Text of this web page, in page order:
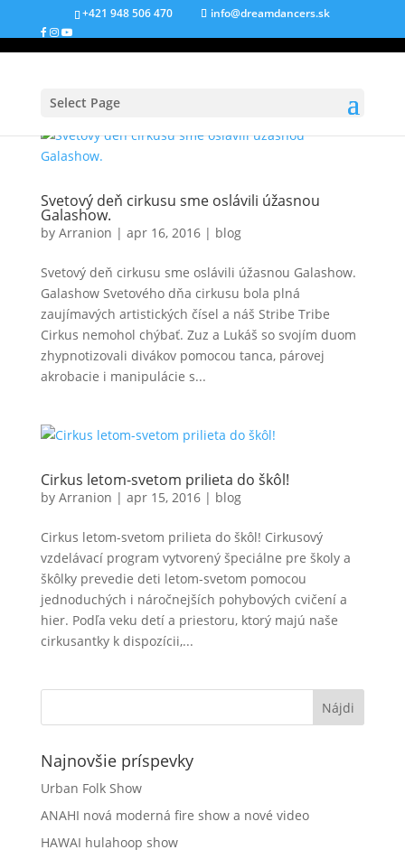
+421 948 506 470 info@dreamdancers.sk
Select Page
Svetový deň cirkusu sme oslávili úžasnou
Galashow.
by Arranion | apr 16, 2016| blog
Svetový deň cirkusu sme oslávili úžasnou Galashow.
Galashow Svetového dňa cirkusu bola plná
zaujímavých artistických čísel a náš Stribe Tribe
Cirkus nemohol chýbať. Zuz a Lukáš so svojím duom
zhypnotizovali divákov pomocou tanca, párovej
akrobacie i manipulácie s...
Cirkus letom-svetom prilieta do škôl!
by Arranion | apr 15, 2016| blog
Cirkus letom-svetom prilieta do škôl! Cirkusový
vzdelávací program vytvorený špeciálne pre školy a
škôlky prevedie deti letom-svetom pomocou
jednoduchých i náročnejších pohybových cvičení a
hier. Podľa veku detí a priestoru, ktorý majú naše
cirkusantky k dispozícii,...
Najnovšie príspevky
Urban Folk Show
ANAHI nová moderná fire show a nové video
HAWAI hulahoop show